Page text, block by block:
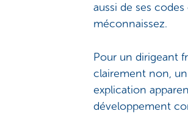
aussi de ses
méconnaissez.
Pour un dirigeant
clairement non,
explication
développement